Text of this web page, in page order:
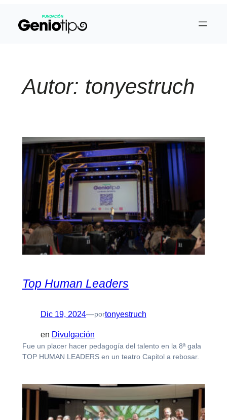
contenido
Autor: tonyestruch
Top Human Leaders
Dic 19, 2024—portonyestruch
en Divulgación
Fue un placer hacer pedagogía del talento en la 8ª gala
TOP HUMAN LEADERS en un teatro Capitol a rebosar.